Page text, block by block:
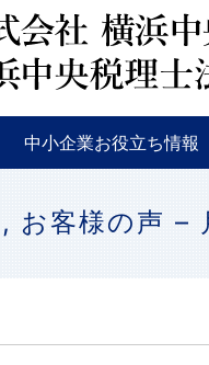
中小企業お役立ち情報
, お客様の声 –
税務
金融
補助金・助成金